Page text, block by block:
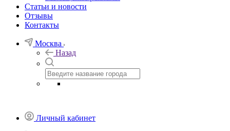
Статьи и новости
Отзывы
Контакты
Москва
Назад
Личный кабинет